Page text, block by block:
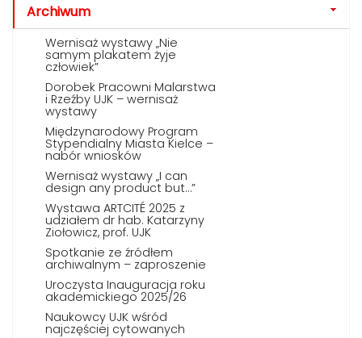
Archiwum
Wernisaż wystawy „Nie
samym plakatem żyje
człowiek”
Dorobek Pracowni Malarstwa
i Rzeźby UJK – wernisaż
wystawy
Międzynarodowy Program
Stypendialny Miasta Kielce –
nabór wniosków
Wernisaż wystawy „I can
design any product but…”
Wystawa ARTCITÉ 2025 z
udziałem dr hab. Katarzyny
Ziołowicz, prof. UJK
Spotkanie ze źródłem
archiwalnym – zaproszenie
Uroczysta Inauguracja roku
akademickiego 2025/26
Naukowcy UJK wśród
najczęściej cytowanych